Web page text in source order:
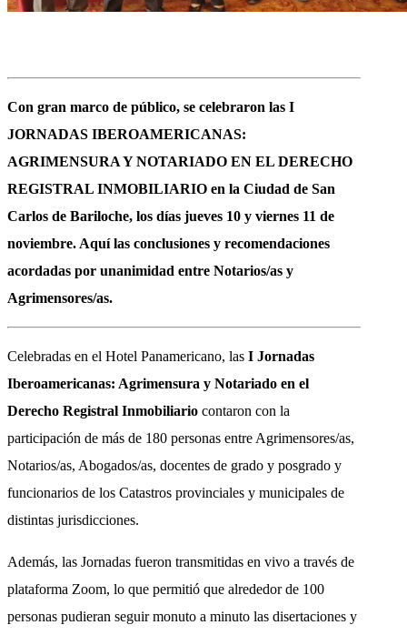
Con gran marco de público, se celebraron las I
JORNADAS IBEROAMERICANAS:
AGRIMENSURA Y NOTARIADO EN EL DERECHO
REGISTRAL INMOBILIARIO en la Ciudad de San
Carlos de Bariloche, los días jueves 10 y viernes 11 de
noviembre. Aquí las conclusiones y recomendaciones
acordadas por unanimidad entre Notarios/as y
Agrimensores/as.
Celebradas en el Hotel Panamericano, las I Jornadas
Iberoamericanas: Agrimensura y Notariado en el
Derecho Registral Inmobiliario contaron con la
participación de más de 180 personas entre Agrimensores/as,
Notarios/as, Abogados/as, docentes de grado y posgrado y
funcionarios de los Catastros provinciales y municipales de
distintas jurisdicciones.
Además, las Jornadas fueron transmitidas en vivo a través de
plataforma Zoom, lo que permitió que alrededor de 100
personas pudieran seguir monuto a minuto las disertaciones y